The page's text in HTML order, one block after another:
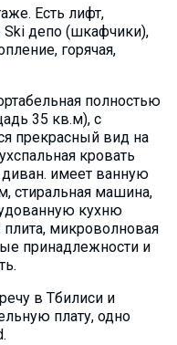
Есть лифт,
Ski депо (шкафчики),
горячая,
полностью
35 кв.м), с
прекрасный вид на
кровать
имеет ванную
стиральная машина,
кухню
плита, микроволновая
принадлежности и
в Тбилиси и
плату, одно